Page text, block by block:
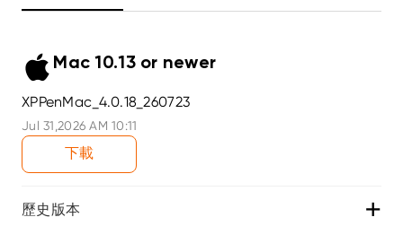
Mac 10.13 or newer
XPPenMac_4.0.18_260723
Jul 31,2026 AM 10:11
下載
歷史版本 +